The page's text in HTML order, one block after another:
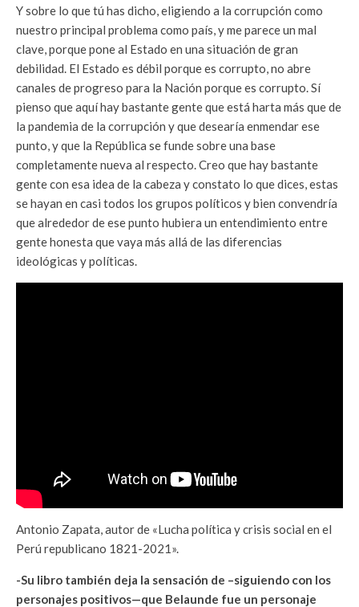
Y sobre lo que tú has dicho, eligiendo a la corrupción como
nuestro principal problema como país, y me parece un mal
clave, porque pone al Estado en una situación de gran
debilidad. El Estado es débil porque es corrupto, no abre
canales de progreso para la Nación porque es corrupto. Sí
pienso que aquí hay bastante gente que está harta más que de
la pandemia de la corrupción y que desearía enmendar ese
punto, y que la República se funde sobre una base
completamente nueva al respecto. Creo que hay bastante
gente con esa idea de la cabeza y constato lo que dices, estas
se hayan en casi todos los grupos políticos y bien convendría
que alrededor de ese punto hubiera un entendimiento entre
gente honesta que vaya más allá de las diferencias
ideológicas y políticas.
Antonio Zapata, autor de «Lucha política y crisis social en el
Perú republicano 1821-2021».
-Su libro también deja la sensación de –siguiendo con los
personajes positivos—que Belaunde fue un personaje